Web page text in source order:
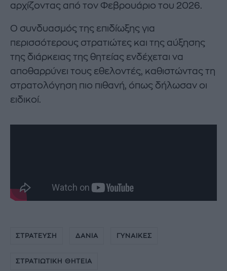
αρχίζοντας από τον Φεβρουάριο του 2026.
Ο συνδυασμός της επιδίωξης για
περισσότερους στρατιώτες και της αύξησης
της διάρκειας της θητείας ενδέχεται να
αποθαρρύνει τους εθελοντές, καθιστώντας τη
στρατολόγηση πιο πιθανή, όπως δήλωσαν οι
ειδικοί.
ΣΤΡΑΤΕΥΣΗ ΔΑΝΙΑ ΓΥΝΑΙΚΕΣ
ΣΤΡΑΤΙΩΤΙΚΗ ΘΗΤΕΙΑ